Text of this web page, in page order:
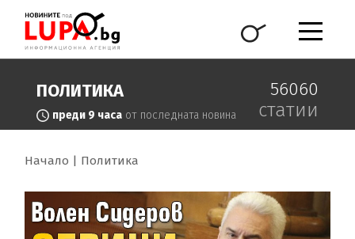
ПОЛИТИКА
преди 9 часа от последната новина
56060
статии
Начало Политика